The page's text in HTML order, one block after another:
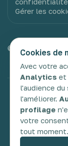
Gérer les
© 2025 Novadev.
TDAH TSA
Cookies de
Avec votre
Analytics et
l'audience
l'améliorer.
profilage
votre
tout moment.